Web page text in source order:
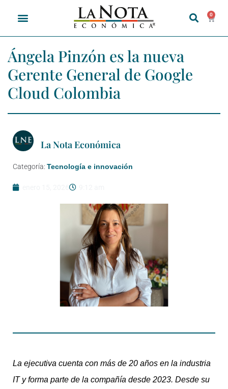
0
Ángela Pinzón es la nueva
Gerente General de Google
Cloud Colombia
La Nota Económica
Categoría: Tecnología e innovación
La ejecutiva cuenta con más de 20 años en la industria
IT y forma parte de la compañía desde 2023. Desde su